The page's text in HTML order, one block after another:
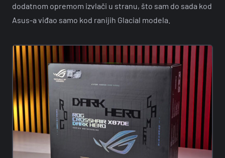
dodatnom opremom izvlači u stranu, što sam do sada kod
Asus-a viđao samo kod ranijih Glacial modela.